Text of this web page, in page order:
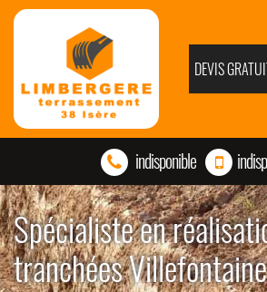
DEVIS
indisponible
Spécialiste en
tranchées